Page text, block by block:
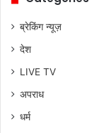
ब्रेकिंग न्यूज़
देश
LIVE TV
अपराध
धर्म